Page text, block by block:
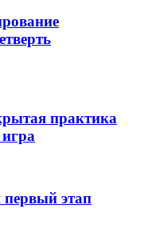
практика
этап